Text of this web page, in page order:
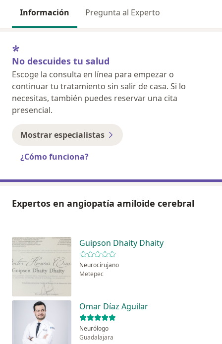
Información Pregunta al Experto
No descuides tu salud
Escoge la consulta en línea para empezar o
continuar tu tratamiento sin salir de casa. Si lo
necesitas, también puedes reservar una cita
presencial.
Mostrar especialistas
¿Cómo funciona?
Expertos en angiopatía amiloide cerebral
Guipson Dhaity Dhaity
Neurocirujano
Metepec
Omar Díaz Aguilar
Neurólogo
Guadalajara